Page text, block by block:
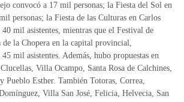
convocó a 17 mil personas; la Fiesta del Sol en
personas; la Fiesta de las Culturas en Carlos
mil asistentes, mientras que el Festival de
de la Chopera en la capital provincial,
mil asistentes. Además, hubo propuestas en
Villa Ocampo, Santa Rosa de Calchines,
Pueblo Esther. También Totoras, Correa,
Villa San José, Felicia, Helvecia, San